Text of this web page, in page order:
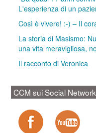
L'esperienza di un
Così è vivere! :-) – Il
La storia di Masismo:
una vita meravigliosa,
Il racconto di Veronica
CCM sui Social Network